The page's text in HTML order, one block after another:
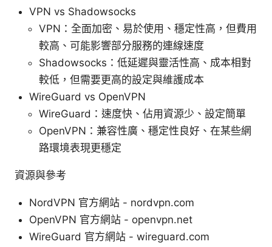
VPN vs Shadowsocks
VPN：全面加密、易於使用、穩定性高，但費用
較高、可能影響部分服務的連線速度
Shadowsocks：低延遲與靈活性高、成本相對
較低，但需要更高的設定與維護成本
WireGuard vs OpenVPN
WireGuard：速度快、佔用資源少、設定簡單
OpenVPN：兼容性廣、穩定性良好、在某些網
路環境表現更穩定
資源與參考
NordVPN 官方網站 - nordvpn.com
OpenVPN 官方網站 - openvpn.net
WireGuard 官方網站 - wireguard.com